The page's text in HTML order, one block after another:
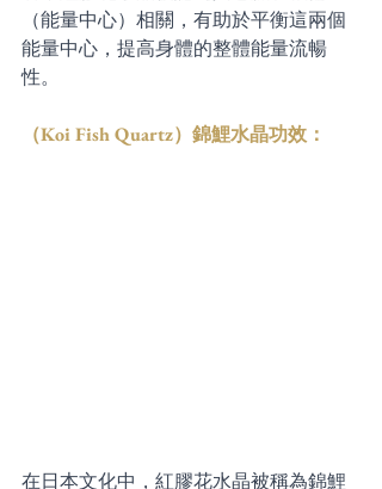
（能量中心）相關，有助於平衡這兩個
能量中心，提高身體的整體能量流暢
性。
（Koi Fish Quartz）錦鯉水晶功效：
在日本文化中，紅膠花水晶被稱為錦鯉